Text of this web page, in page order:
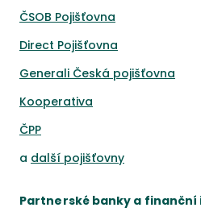
ČSOB Pojišťovna
Direct Pojišťovna
Generali Česká pojišťovna
Kooperativa
ČPP
a další pojišťovny
Partnerské banky a